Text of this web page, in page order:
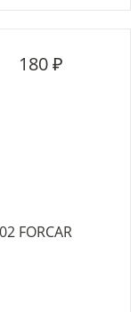
180 ₽
FORCAR